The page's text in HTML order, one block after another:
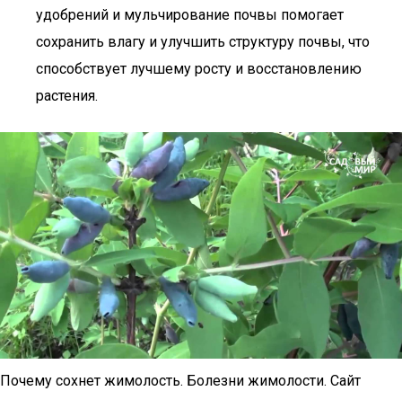
удобрений и мульчирование почвы помогает
сохранить влагу и улучшить структуру почвы, что
способствует лучшему росту и восстановлению
растения.
Почему сохнет жимолость. Болезни жимолости. Сайт